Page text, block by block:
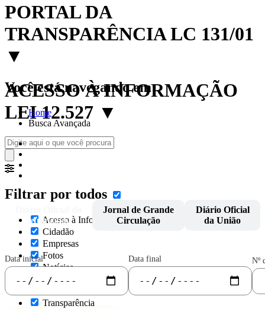
PORTAL DA
TRANSPARÊNCIA LC 131/01
▼
ACESSO À INFORMAÇÃO
LEI 12.527 ▼
Filtrar por todos
Acesso à Informação
Cidadão
Empresas
Fotos
Notícias
Secretarias
Transparência
Você está navegando em:
Home
Busca Avançada
Município
Jornal de Grande
Circulação
Diário Oficial
da União
Data inicial Data final Nº